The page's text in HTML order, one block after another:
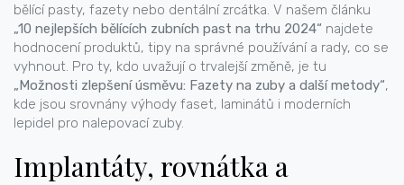
bělící pasty, fazety nebo dentální zrcátka. V našem článku
„10 nejlepších bělících zubních past na trhu 2024“ najdete
hodnocení produktů, tipy na správné používání a rady, co se
vyhnout. Pro ty, kdo uvažují o trvalejší změně, je tu
„Možnosti zlepšení úsměvu: Fazety na zuby a další metody“,
kde jsou srovnány výhody faset, laminátů i moderních
lepidel pro nalepovací zuby.
Implantáty, rovnátka a